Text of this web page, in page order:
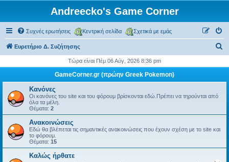
Andreecko's Game Corner
Συχνές ερωτήσεις Κεντρική σελίδα Σχετικά με εμάς
Ευρετήριο Δ. Συζήτησης
ζ
Τώρα είναι Πέμ 06 Αύγ, 2026 8:36 pm
GameCorner.gr (πρώην Greek Pokemon)
Κανόνες
Οι κανόνες του site και του φόρουμ βρίσκονται εδώ.Πρέπει να τηρούνται από
όλα τα μέλη.
Θέματα: 2
Ανακοινώσεις
Εδώ θα βλέπεται τις σημαντικές ανακοινώσεις που έχουν σχέση με το site και
το φόρουμ.
Θέματα: 15
Kαλώς ήρθατε